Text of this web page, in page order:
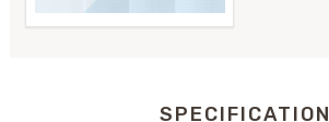
SPECIFICATION